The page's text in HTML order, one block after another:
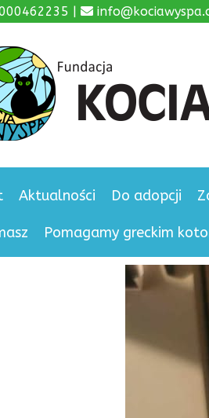
|
Aktualności Do adopcji
Pomagamy greckim